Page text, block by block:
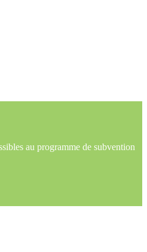
au programme de subvention